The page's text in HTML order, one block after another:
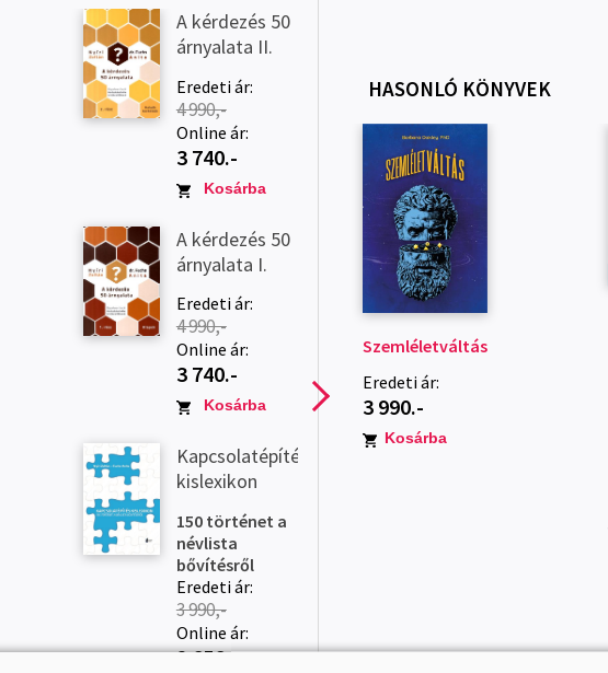
A kérdezés 50
árnyalata II.
Eredeti ár:
4 990,-
Online ár:
3 740.-
Kosárba
A kérdezés 50
árnyalata I.
Eredeti ár:
4 990,-
Online ár:
3 740.-
Kosárba
Kapcsolatépítési
kislexikon
150 történet a
névlista
bővítésről
Eredeti ár:
3 990,-
Online ár:
2 656.-
HASONLÓ KÖNYVEK
Szemléletváltás
Eredeti ár:
3 990.-
Kosárba